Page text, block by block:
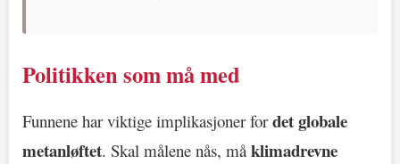
Politikken som må med
Funnene har viktige implikasjoner fordet globale
metanløftet. Skal målene nås, måklimadrevne